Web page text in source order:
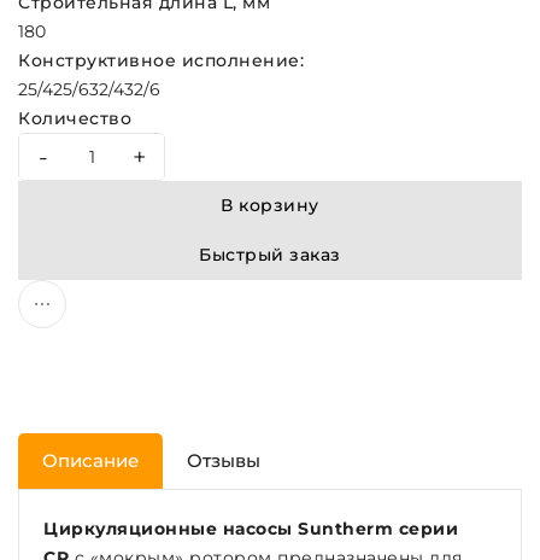
180
Конструктивное исполнение:
25/425/632/432/6
Количество
- +
В корзину
Быстрый заказ
Описание Отзывы
Циркуляционные насосы Suntherm серии